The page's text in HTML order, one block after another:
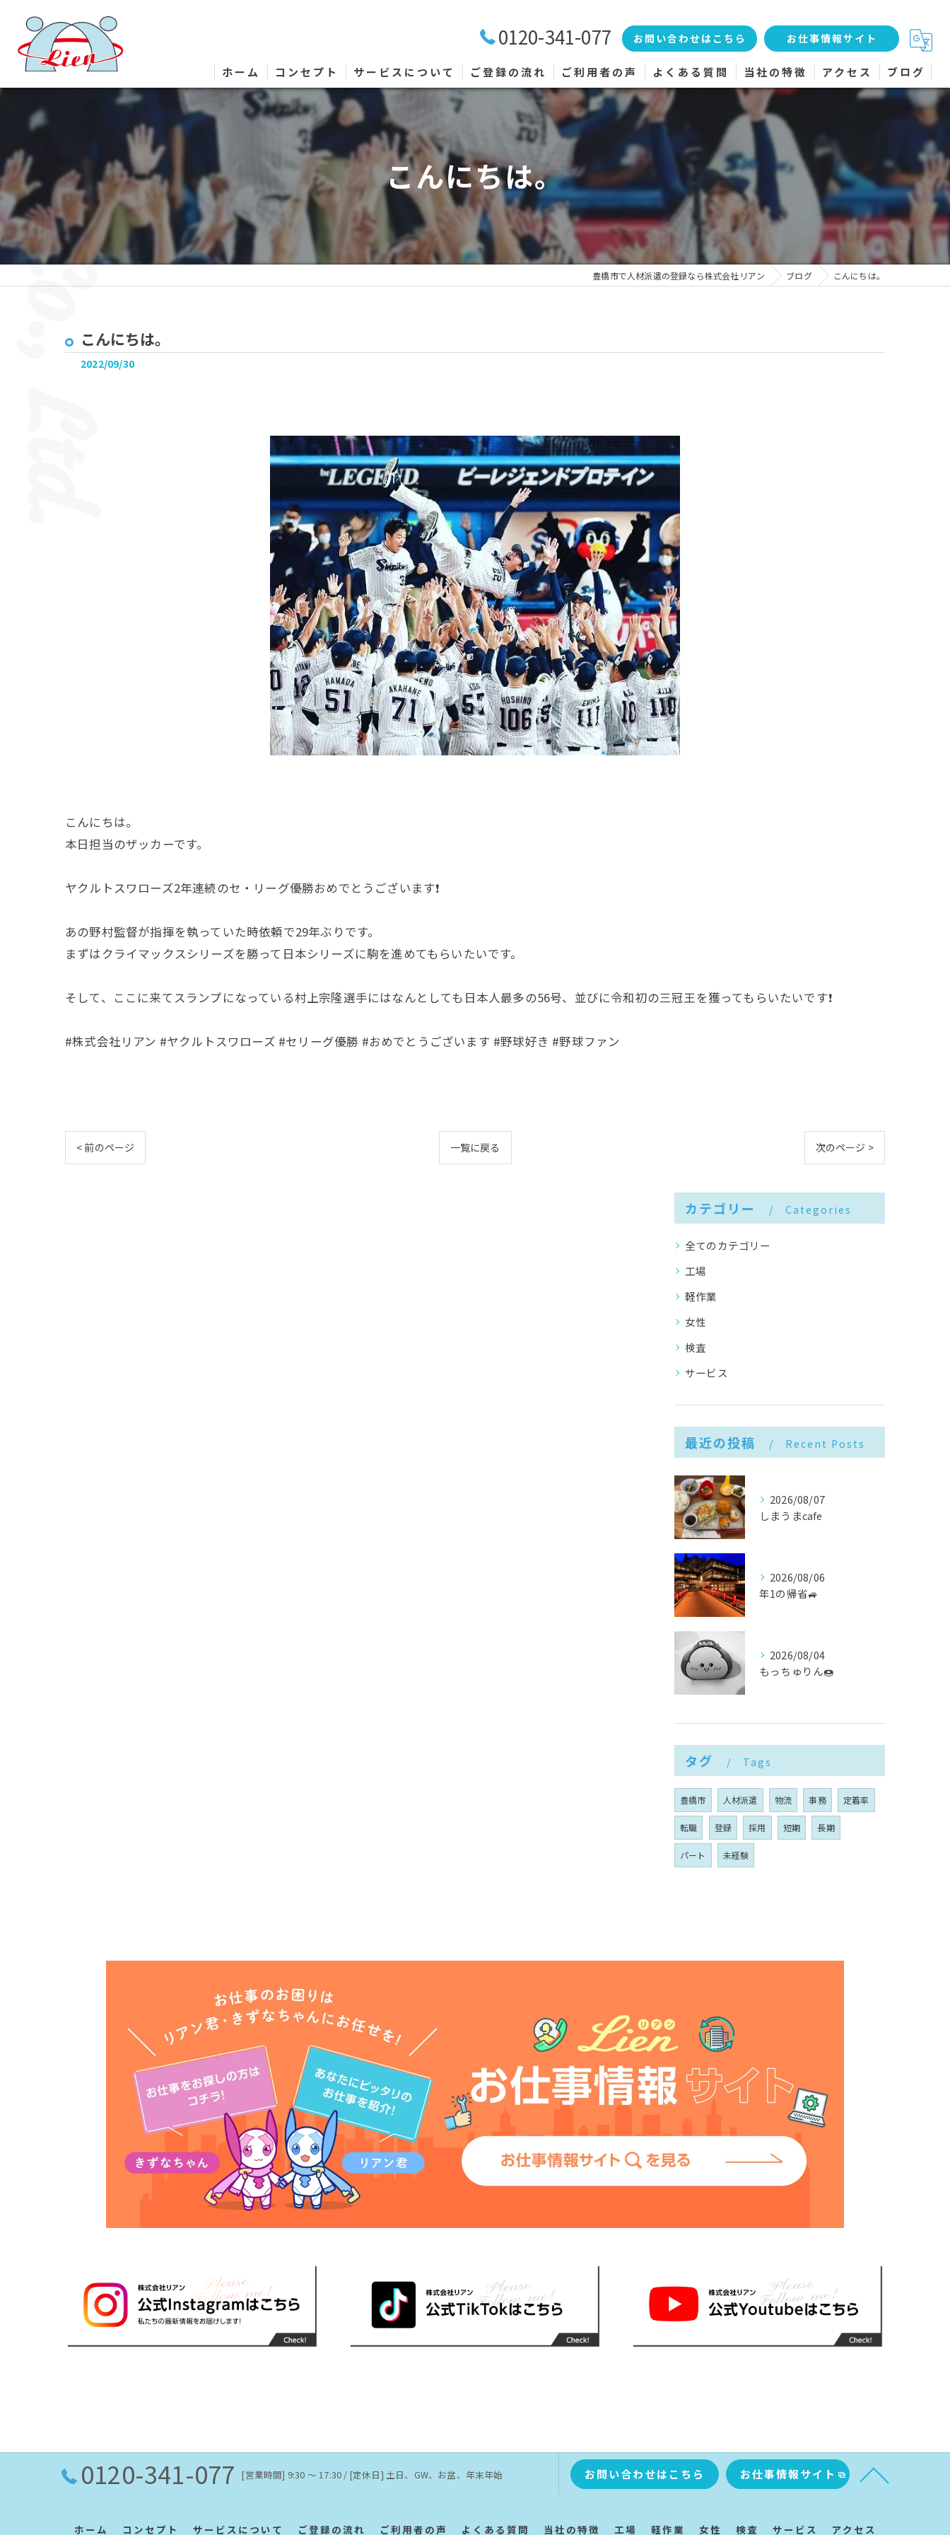
0120-341-077 お問い合わせはこちら お仕事情報サイト
ホーム コンセプト サービスについて ご登録の流れ ご利用者の声 よくある質問 当社の特徴
工場
軽作業
女性
検査
サービス
アクセス ブログ
こんにちは。
豊橋市で人材派遣の登録なら株式会社リアン ブログ こんにちは。
こんにちは。
2022/09/30
こんにちは。
本日担当のザッカーです。
ヤクルトスワローズ2年連続のセ・リーグ優勝おめでとうございます❗
あの野村監督が指揮を執っていた時依頼で29年ぶりです。
まずはクライマックスシリーズを勝って日本シリーズに駒を進めてもらいたいです。
そして、ここに来てスランプになっている村上宗隆選手にはなんとしても日本人最多の56号、並びに令和初の三冠王を獲ってもらいたいです❗
#株式会社リアン #ヤクルトスワローズ #セリーグ優勝 #おめでとうございます #野球好き #野球ファン
< 前のページ 一覧に戻る 次のページ >
カテゴリー Categories
全てのカテゴリー
工場
軽作業
女性
検査
サービス
最近の投稿 Recent Posts
2026/08/07
しまうまcafe
2026/08/06
年1の帰省🚙
2026/08/04
もっちゅりん🍩
タグ Tags
豊橋市 人材派遣 物流 事務 定着率
転職 登録 採用 短期 長期
パート 未経験
0120-341-077 [営業時間] 9:30 〜 17:30 / [定休日] 土日、GW、お盆、年末年始 お問い合わせはこちら お仕事情報サイト
ホーム コンセプト サービスについて ご登録の流れ ご利用者の声 よくある質問 当社の特徴 工場 軽作業 女性 検査 サービス アクセス